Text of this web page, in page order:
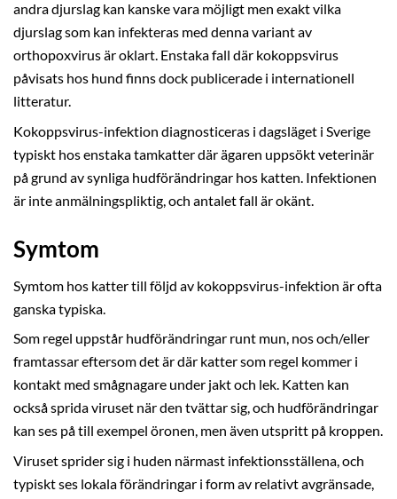
andra djurslag kan kanske vara möjligt men exakt vilka
djurslag som kan infekteras med denna variant av
orthopoxvirus är oklart. Enstaka fall där kokoppsvirus
påvisats hos hund finns dock publicerade i internationell
litteratur.
Kokoppsvirus-infektion diagnosticeras i dagsläget i Sverige
typiskt hos enstaka tamkatter där ägaren uppsökt veterinär
på grund av synliga hudförändringar hos katten. Infektionen
är inte anmälningspliktig, och antalet fall är okänt.
Symtom
Symtom hos katter till följd av kokoppsvirus-infektion är ofta
ganska typiska.
Som regel uppstår hudförändringar runt mun, nos och/eller
framtassar eftersom det är där katter som regel kommer i
kontakt med smågnagare under jakt och lek. Katten kan
också sprida viruset när den tvättar sig, och hudförändringar
kan ses på till exempel öronen, men även utspritt på kroppen.
Viruset sprider sig i huden närmast infektionsställena, och
typiskt ses lokala förändringar i form av relativt avgränsade,